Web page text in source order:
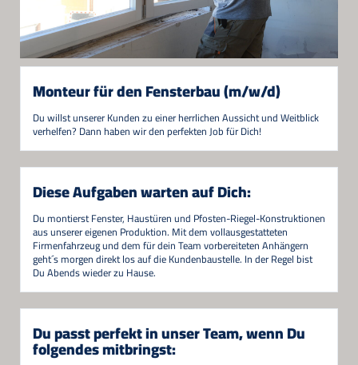
Monteur für den Fensterbau (m/w/d)
Du willst unserer Kunden zu einer herrlichen Aussicht und Weitblick
verhelfen? Dann haben wir den perfekten Job für Dich!
Diese Aufgaben warten auf Dich:
Du montierst Fenster, Haustüren und Pfosten-Riegel-Konstruktionen
aus unserer eigenen Produktion. Mit dem vollausgestatteten
Firmenfahrzeug und dem für dein Team vorbereiteten Anhängern
geht´s morgen direkt los auf die Kundenbaustelle. In der Regel bist
Du Abends wieder zu Hause.
Du passt perfekt in unser Team, wenn Du
folgendes mitbringst: